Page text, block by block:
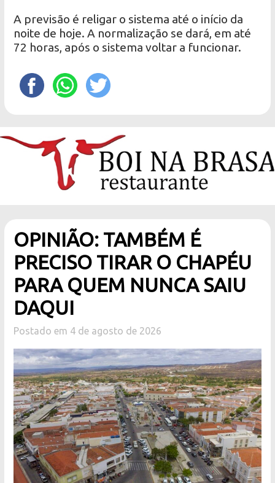
A previsão é religar o sistema até o início da
noite de hoje. A normalização se dará, em até
72 horas, após o sistema voltar a funcionar.
OPINIÃO: TAMBÉM É
PRECISO TIRAR O CHAPÉU
PARA QUEM NUNCA SAIU
DAQUI
Postado em 4 de agosto de 2026